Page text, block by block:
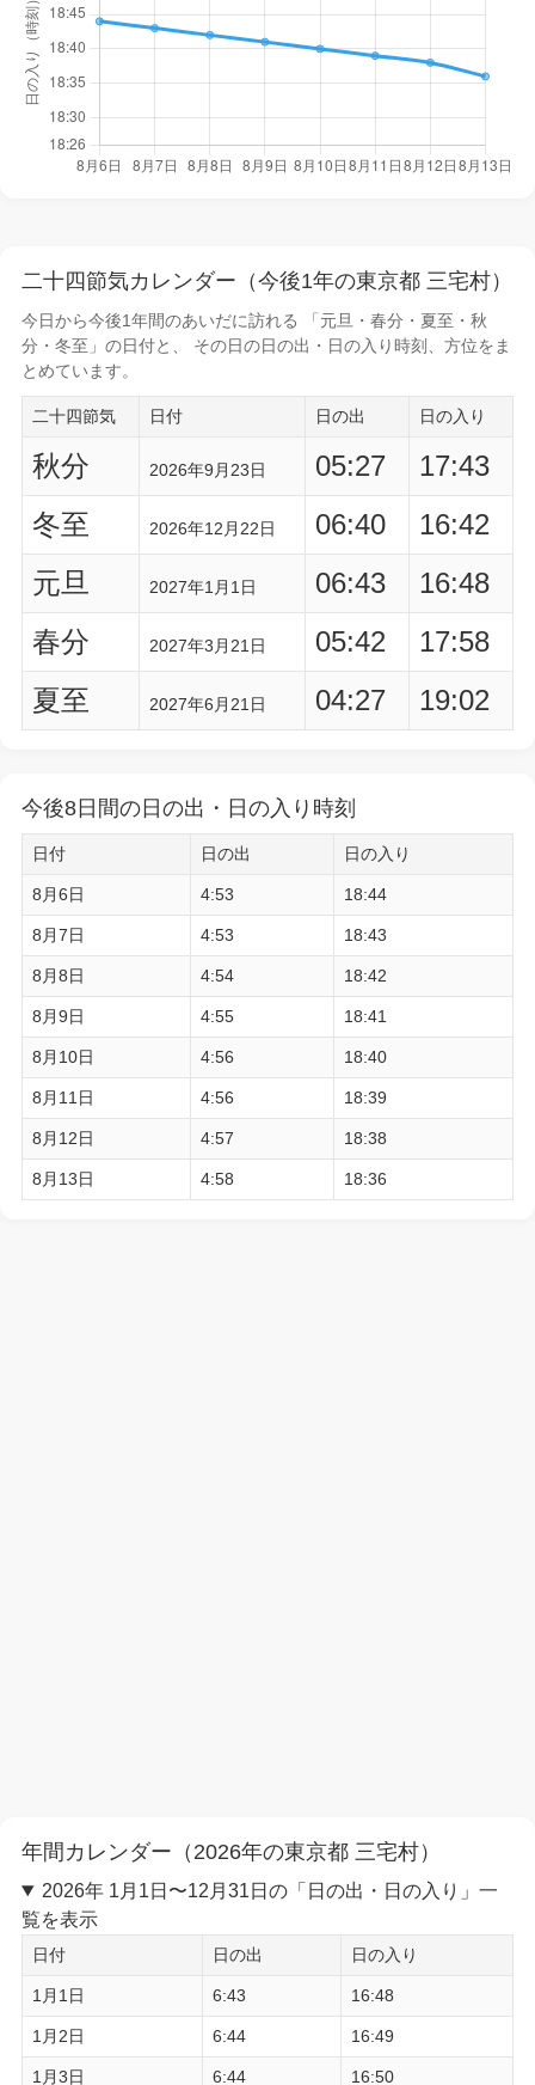
二十四節気カレンダー（今後1年の東京都 三宅村）
今日から今後1年間のあいだに訪れる 「元旦・春分・夏至・秋
分・冬至」の日付と、 その日の日の出・日の入り時刻
、方位をま
とめています。
二十四節気 日付 日の出 日の入り
秋分 2026年9月23日 05:27
17:43
冬至
2026年12月22日 06:40
16:42
元旦
2027年1月1日 06:43
16:48
春分
2027年3月21日 05:42
17:58
夏至
2027年6月21日 04:27 19:02
今後8日間の日の出・日の入り時刻
日付 日の出 日の入り
8月6日 4:53 18:44
8月7日 4:53 18:43
8月8日 4:54 18:42
8月9日 4:55 18:41
8月10日 4:56 18:40
8月11日 4:56 18:39
8月12日 4:57 18:38
8月13日 4:58 18:36
年間カレンダー（2026年の東京都 三宅村）
2026年 1月1日〜12月31日の「日の出・日の入り」一
覧を表示
日付 日の出 日の入り
1月1日 6:43 16:48
1月2日 6:44 16:49
1月3日 6:44 16:50